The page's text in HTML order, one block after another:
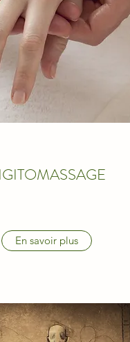
En savoir plus